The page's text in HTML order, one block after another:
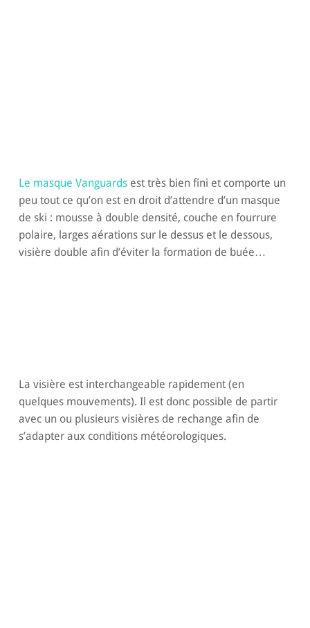
Le masque Vanguardsest très bien fini et comporte un
peu tout ce qu’on est en droit d’attendre d’un masque
de ski : mousse à double densité, couche en fourrure
polaire, larges aérations sur le dessus et le dessous,
visière double afin d’éviter la formation de buée…
La visière est interchangeable rapidement (en
quelques mouvements). Il est donc possible de partir
avec un ou plusieurs visières de rechange afin de
s’adapter aux conditions météorologiques.